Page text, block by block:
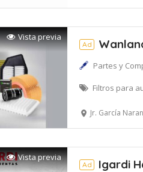
Vista previa
Ad
Partes y
Filtros para
Jr. García
Vista previa
Ad Igardi